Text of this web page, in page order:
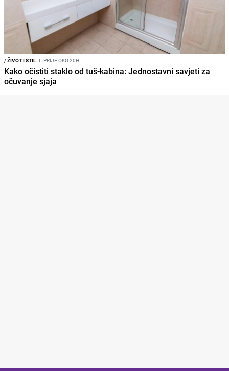
/ŽIVOT I STIL I PRIJE OKO 20H
Kako očistiti staklo od tuš-kabina: Jednostavni savjeti za
očuvanje sjaja